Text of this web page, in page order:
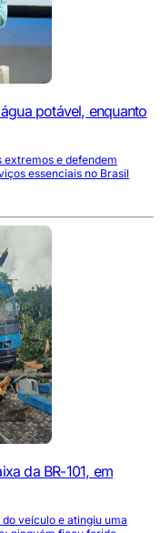
potável, enquanto
extremos e defendem
essenciais no Brasil
da BR-101, em
veículo e atingiu uma